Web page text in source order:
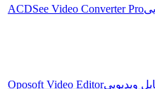
ACDSee Video Converter
Oposoft Video Editor